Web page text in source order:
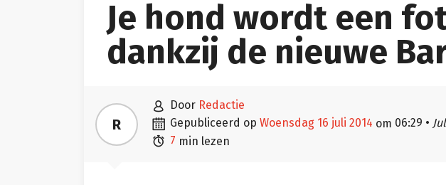
Je hond wordt een
dankzij de nieuwe
R
 door Redactie
 gepubliceerd op woensdag 16 juli 2014 om 06:29 •
 7 min lezen